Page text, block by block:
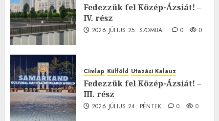
Fedezzük fel Közép-Ázsiát! –
IV. rész
2026.JÚLIUS.25. SZOMBAT. 0 0
Címlap Külföld Utazási Kalauz
Fedezzük fel Közép-Ázsiát! –
III. rész
2026.JÚLIUS.24. PÉNTEK. 0 0